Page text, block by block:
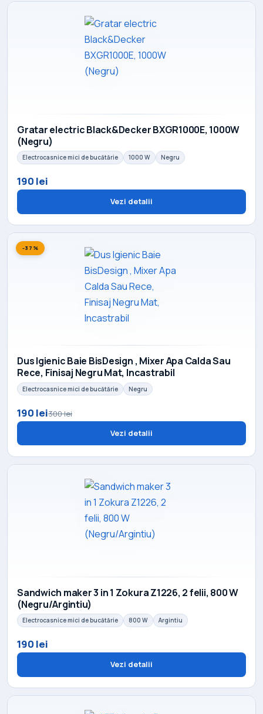
Gratar electric Black&Decker BXGR1000E, 1000W
(Negru)
Electrocasnice mici de bucătărie 1000 W Negru
190 lei
Vezi detalii
-37%
Dus Igienic Baie BisDesign , Mixer Apa Calda Sau
Rece, Finisaj Negru Mat, Incastrabil
Electrocasnice mici de bucătărie Negru
190 lei300 lei
Vezi detalii
Sandwich maker 3 in 1 Zokura Z1226, 2 felii, 800 W
(Negru/Argintiu)
Electrocasnice mici de bucătărie 800 W Argintiu
190 lei
Vezi detalii